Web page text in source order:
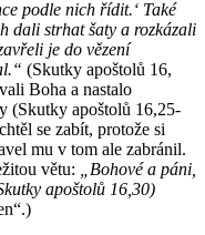
podle nich řídit.‘ Také
dali strhat šaty a rozkázali
je do vězení
(Skutky apoštolů 16,
Boha a nastalo
(Skutky apoštolů 16,25-
se zabít, protože si
mu v tom ale zabránil.
větu:
„Bohové a páni,
apoštolů 16,30)